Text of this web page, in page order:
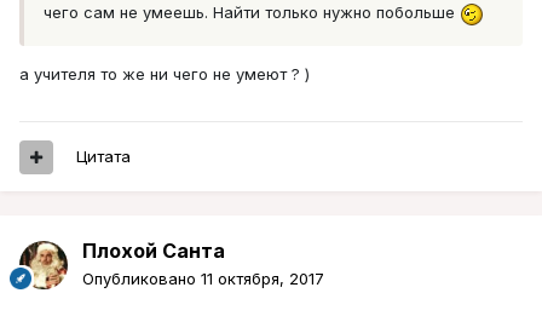
чего сам не умеешь. Найти только нужно побольше
а учителя то же ни чего не умеют ? )
Цитата
Плохой Санта
Опубликовано 11 октября, 2017